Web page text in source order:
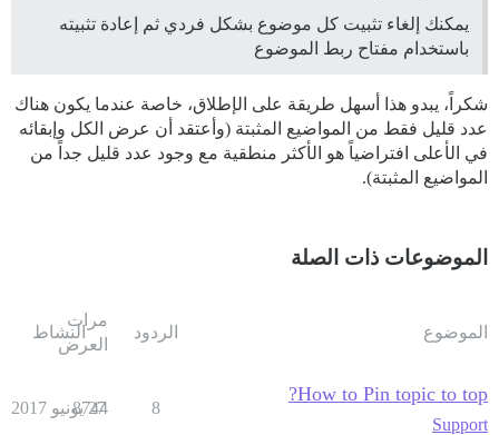
يمكنك إلغاء تثبيت كل موضوع بشكل فردي ثم إعادة تثبيته
باستخدام مفتاح ربط الموضوع
شكراً، يبدو هذا أسهل طريقة على الإطلاق، خاصة عندما يكون هناك
عدد قليل فقط من المواضيع المثبتة (وأعتقد أن عرض الكل وإبقائه
في الأعلى افتراضياً هو الأكثر منطقية مع وجود عدد قليل جداً من
المواضيع المثبتة).
الموضوعات ذات الصلة
الموضوع الردود
مرات
العرض
النشاط
How to Pin topic to top?
Support
8
8744
27 يونيو 2017